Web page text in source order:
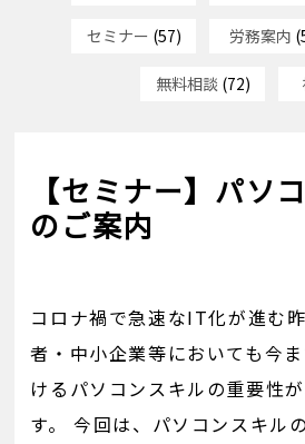
セミナー (57) 労務案内
無料相談 (72)
【セミナー】パソ
のご案内
コロナ禍で急速なIT化が進む
者・中小企業等においても今
けるパソコンスキルの重要性
す。 今回は、パソコンスキル